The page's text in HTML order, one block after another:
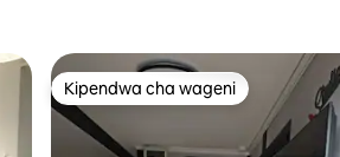
Kipendwa cha wageni
Kipendwa cha wageni